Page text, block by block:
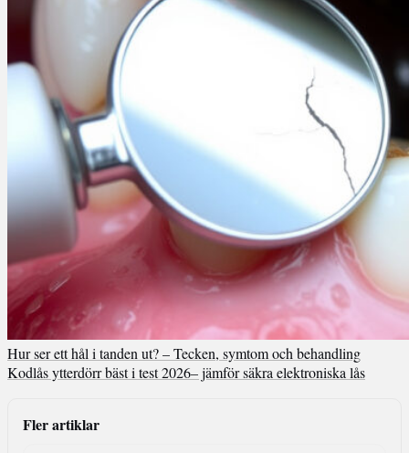
Hur ser ett hål i tanden ut? – Tecken, symtom och behandling
Kodlås ytterdörr bäst i test 2026– jämför säkra elektroniska lås
Fler artiklar